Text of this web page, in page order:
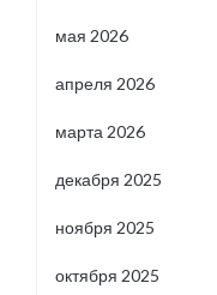
мая 2026
апреля 2026
марта 2026
декабря 2025
ноября 2025
октября 2025